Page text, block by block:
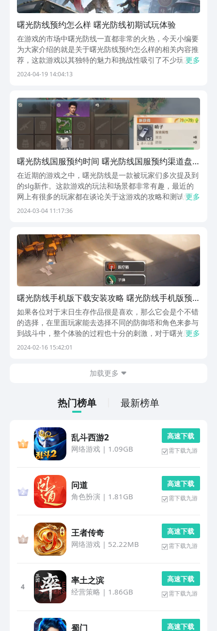
曙光防线预约怎么样 曙光防线初期试玩体验
在游戏的市场中曙光防线一直都非常的火热，今天小编要
为大家介绍的就是关于曙光防线预约怎么样的相关内容推
荐，这款游戏以其独特的魅力和挑战性吸引了不少玩家们
的注意，接下来小编就会为各位小伙伴们分享一些对这款
线...
更多
2024-04-19 14:04:13
曙光防线国服预约时间 曙光防线国服预约渠道盘
点
在近期的游戏之中，曙光防线是一款被玩家们多次提及到
的slg新作。这款游戏的玩法和场景都非常有趣，最近的
网上有很多的玩家都在谈论关于这游戏的攻略和测试情
报。接下来便为大家介绍关于曙光防线国服预约时间及渠
更多
2024-03-04 11:17:36
曙光防线手机版下载安装攻略 曙光防线手机版预
约地址推荐
如果各位对于末日生存作品很是喜欢，那么它会是个不错
的选择，在里面玩家能去选择不同的防御塔和角色来参与
到战斗中，整个体验的过程也十分的刺激，对于曙光防线
手机版下载安装教程，想必很多玩家目前并不是很清楚，
更多
2024-02-16 15:42:01
加载更多
热门榜单 最新榜单
乱斗西游2
网络游戏| 1.09GB
高 速 下 载
需下载九游
问道
角色扮演 | 1.81GB
高 速 下 载
需下载九游
王者传奇
网络游戏| 52.22MB
高 速 下 载
需下载九游
4
率土之滨
经营策略 | 1.86GB
高 速 下 载
需下载九游
蜀门 高 速 下 载